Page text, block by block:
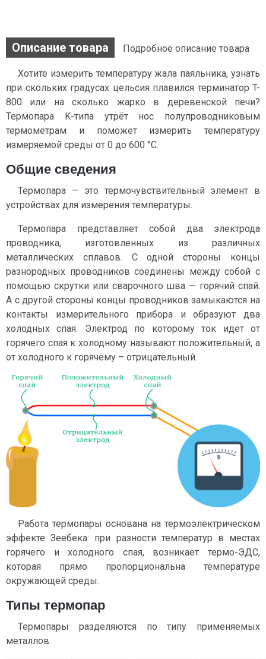
Описание товара Подробное описание товара
Хотите измерить температуру жала паяльника, узнать
при скольких градусах цельсия плавился терминатор T-
800 или на сколько жарко в деревенской печи?
Термопара K-типа утрёт нос полупроводниковым
термометрам и поможет измерить температуру
измеряемой среды от 0 до 600 °C.
Общие сведения
Термопара — это термочувствительный элемент в
устройствах для измерения температуры.
Термопара представляет собой два электрода
проводника, изготовленных из различных
металлических сплавов. С одной стороны концы
разнородных проводников соединены между собой с
помощью скрутки или сварочного шва — горячий спай.
А с другой стороны концы проводников замыкаются на
контакты измерительного прибора и образуют два
холодных спая. Электрод по которому ток идет от
горячего спая к холодному называют положительный, а
от холодного к горячему – отрицательный.
Работа термопары основана на термоэлектрическом
эффекте Зеебека: при разности температур в местах
горячего и холодного спая, возникает термо-ЭДС,
которая прямо пропорциональна температуре
окружающей среды.
Типы термопар
Термопары разделяются по типу применяемых
металлов.